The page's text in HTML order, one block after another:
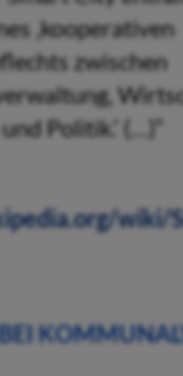
‚kooperativen
zwischen
Politik.‘ (…)“
wiki/